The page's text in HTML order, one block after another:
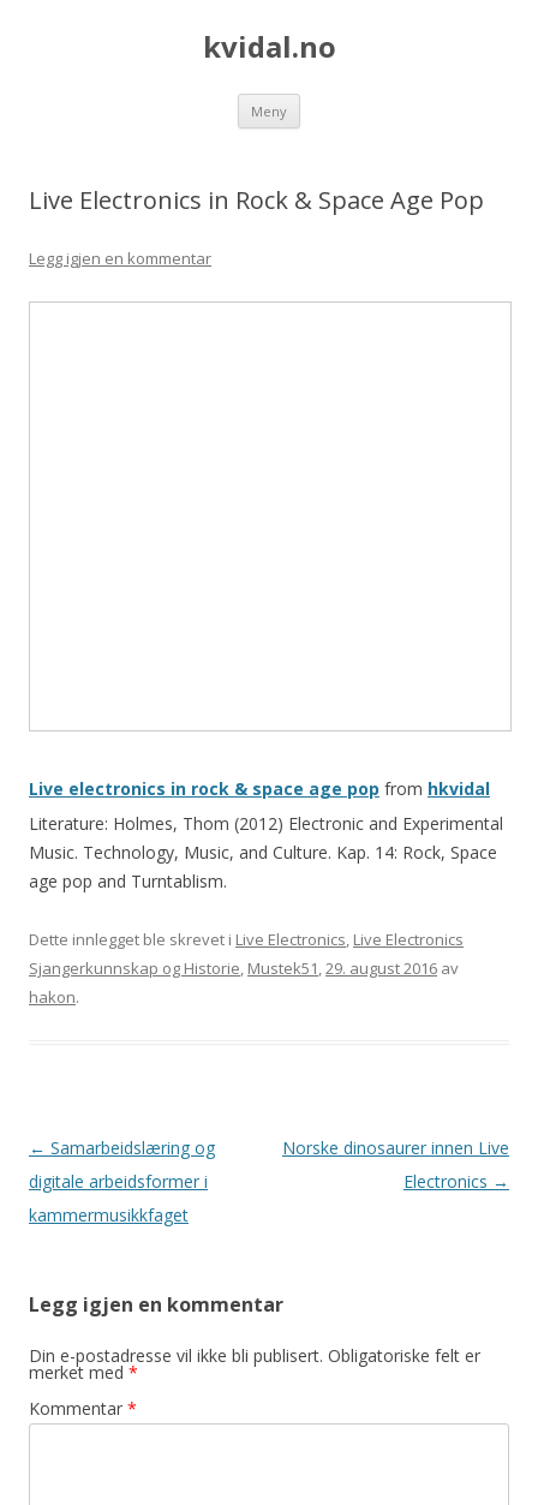
kvidal.no
Meny
Live Electronics in Rock & Space Age Pop
Legg igjen en kommentar
Live electronics in rock & space age pop from hkvidal
Literature: Holmes, Thom (2012) Electronic and Experimental
Music. Technology, Music, and Culture. Kap. 14: Rock, Space
age pop and Turntablism.
Dette innlegget ble skrevet i Live Electronics, Live Electronics
Sjangerkunnskap og Historie, Mustek51,29. august 2016 av
hakon.
Innleggsnavigasjon
← Samarbeidslæring og
digitale arbeidsformer i
kammermusikkfaget
Norske dinosaurer innen Live
Electronics →
Legg igjen en kommentar
Din e-postadresse vil ikke bli publisert. Obligatoriske felt er
merket med *
Kommentar *